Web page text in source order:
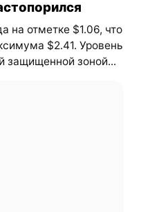
на отметке $1.06, что
$2.41. Уровень
защищенной зоной...